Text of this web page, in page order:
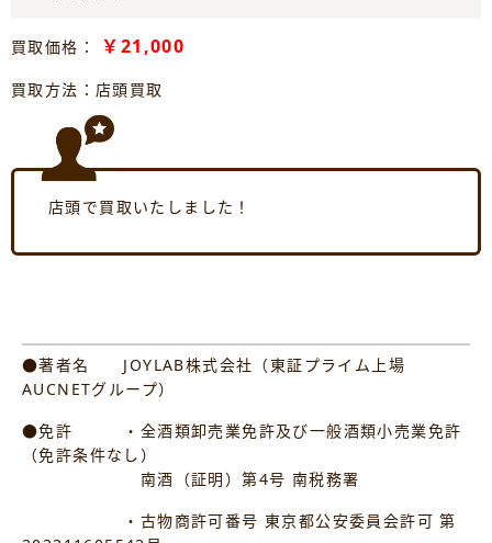
買取価格： ￥21,000
買取方法：店頭買取
店頭で買取いたしました！
●著者名 JOYLAB株式会社（東証プライム上場
AUCNETグループ）
●免許 ・全酒類卸売業免許及び一般酒類小売業免許
（免許条件なし）
南酒（証明）第4号 南税務署
・古物商許可番号 東京都公安委員会許可 第